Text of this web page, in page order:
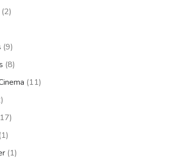
(2)
(9)
(8)
(11)
(1)